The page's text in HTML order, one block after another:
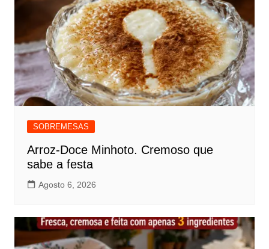
SOBREMESAS
Arroz-Doce Minhoto. Cremoso que
sabe a festa
Agosto 6, 2026